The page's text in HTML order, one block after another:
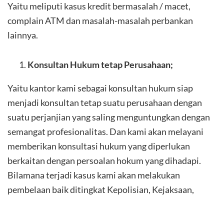
Yaitu meliputi kasus kredit bermasalah / macet,
complain ATM dan masalah-masalah perbankan
lainnya.
Konsultan Hukum tetap Perusahaan;
Yaitu kantor kami sebagai konsultan hukum siap
menjadi konsultan tetap suatu perusahaan dengan
suatu perjanjian yang saling menguntungkan dengan
semangat profesionalitas. Dan kami akan melayani
memberikan konsultasi hukum yang diperlukan
berkaitan dengan persoalan hokum yang dihadapi.
Bilamana terjadi kasus kami akan melakukan
pembelaan baik ditingkat Kepolisian, Kejaksaan,